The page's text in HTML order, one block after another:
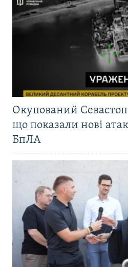
Окупований
що показали нові
БпЛА